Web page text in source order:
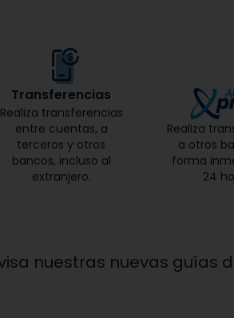
Transferencias
Realiza transferencias
entre cuentas, a
terceros y otros
bancos, incluso al
extranjero.
Realiza
a otros
forma
24
nuestras nuevas guías